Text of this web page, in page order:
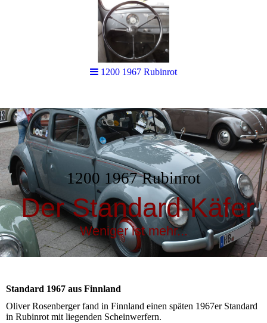
1200 1967 Rubinrot
Der Standard-Käfer
Weniger ist mehr...
Standard 1967 aus Finnland
Oliver Rosenberger fand in Finnland einen späten 1967er Standard
in Rubinrot mit liegenden Scheinwerfern.
1200 1967 Rubinrot